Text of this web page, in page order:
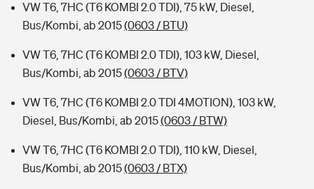
VW T6, 7HC (T6 KOMBI 2.0 TDI), 75 kW, Diesel,
Bus/Kombi, ab 2015(0603 / BTU)
VW T6, 7HC (T6 KOMBI 2.0 TDI), 103 kW, Diesel,
Bus/Kombi, ab 2015(0603 / BTV)
VW T6, 7HC (T6 KOMBI 2.0 TDI 4MOTION), 103 kW,
Diesel, Bus/Kombi, ab 2015(0603 / BTW)
VW T6, 7HC (T6 KOMBI 2.0 TDI), 110 kW, Diesel,
Bus/Kombi, ab 2015(0603 / BTX)